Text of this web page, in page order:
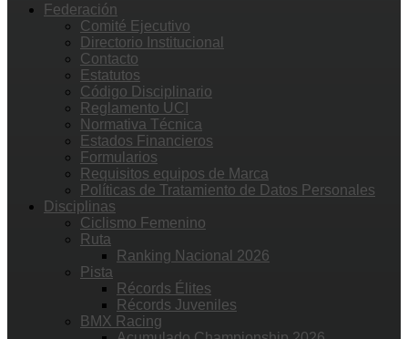
Federación
Comité Ejecutivo
Directorio Institucional
Contacto
Estatutos
Código Disciplinario
Reglamento UCI
Normativa Técnica
Estados Financieros
Formularios
Requisitos equipos de Marca
Políticas de Tratamiento de Datos Personales
Disciplinas
Ciclismo Femenino
Ruta
Ranking Nacional 2026
Pista
Récords Élites
Récords Juveniles
BMX Racing